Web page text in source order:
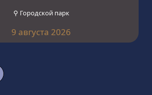
⚲ Городской парк
9 августа 2026